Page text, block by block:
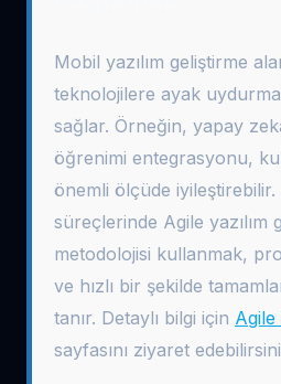
Mobil yazılım geliştirme
teknolojilere ayak
sağlar. Örneğin, yapay
öğrenimi entegrasyonu,
önemli ölçüde iyileştirebilir.
süreçlerinde Agile yazılım
metodolojisi kullanmak,
ve hızlı bir şekilde
tanır. Detaylı bilgi için Agile
sayfasını ziyaret